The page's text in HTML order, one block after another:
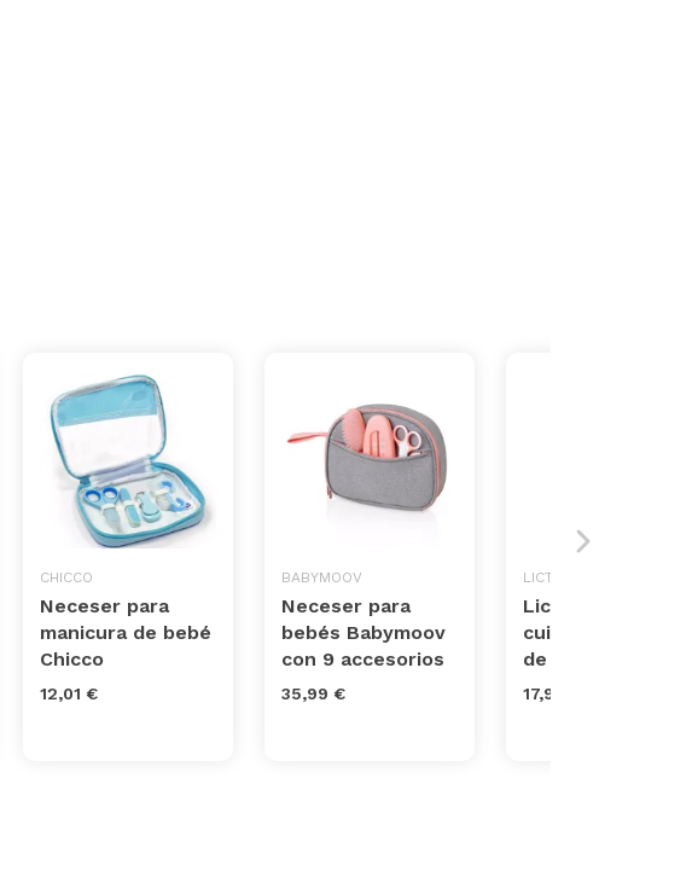
CHICCO
Neceser para
manicura de bebé
Chicco
12,01 €
BABYMOOV
Neceser para
bebés Babymoov
con 9 accesorios
35,99 €
LICTIN
Lictin set para
cuidado del bebé
de 15 piezas
17,99 €